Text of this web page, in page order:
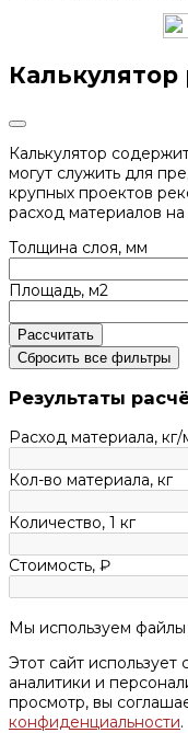
Калькулятор
Калькулятор
могут служить для
крупных проектов
расход материалов
Толщина слоя, мм
Площадь, м2
Рассчитать
Сбросить все фильтры
Результаты
Расход материала, кг/
Кол-во материала, кг
Количество, 1 кг
Стоимость, ₽
Мы используем
Этот сайт
аналитики и
просмотр, вы
конфиденциальности.